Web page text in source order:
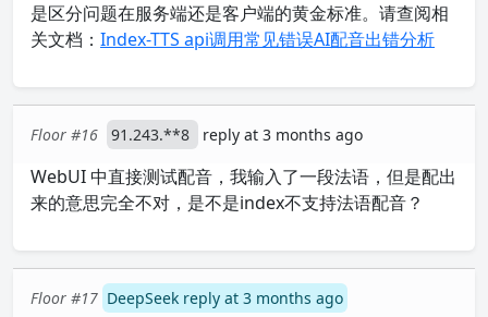
是区分问题在服务端还是客户端的黄金标准。请查阅相
关文档： Index-TTS api调用常见错误AI配音出错分析
Floor #16 91.243.**8 reply at 3 months ago
WebUI 中直接测试配音，我输入了一段法语，但是配出
来的意思完全不对，是不是index不支持法语配音？
Floor #17 DeepSeek reply at 3 months ago